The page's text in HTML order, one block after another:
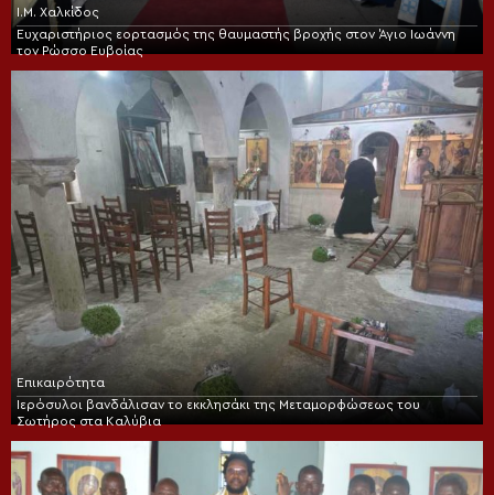
Ι.Μ. Χαλκίδος
Ευχαριστήριος εορτασμός της θαυμαστής βροχής στον Άγιο Ιωάννη
τον Ρώσσο Ευβοίας
Επικαιρότητα
Ιερόσυλοι βανδάλισαν το εκκλησάκι της Μεταμορφώσεως του
Σωτήρος στα Καλύβια